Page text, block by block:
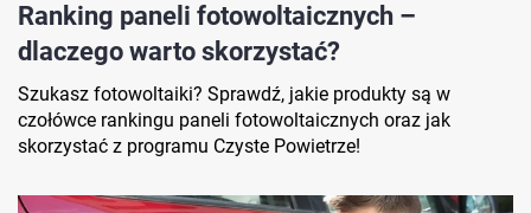
Ranking paneli fotowoltaicznych –
dlaczego warto skorzystać?
Szukasz fotowoltaiki? Sprawdź, jakie produkty są w
czołówce rankingu paneli fotowoltaicznych oraz jak
skorzystać z programu Czyste Powietrze!